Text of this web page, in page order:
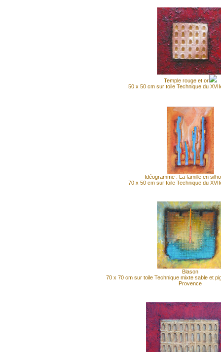
Temple rouge et or
50 x 50 cm sur toile Technique du
Idéogramme : La famille en
70 x 50 cm sur toile Technique du
Blason
70 x 70 cm sur toile Technique mixte sable et
Provence